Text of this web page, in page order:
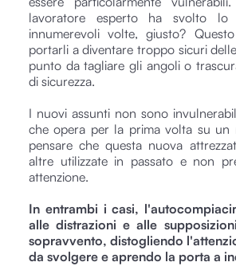
lavoratore esperto ha svolto lo
innumerevoli volte, giusto?
portarli a diventare troppo sicuri
punto da tagliare gli angoli o
di sicurezza.
I nuovi assunti non sono
che opera per la prima volta su un
pensare che questa nuova
altre utilizzate in passato e non
attenzione.
In entrambi i casi,
alle distrazioni e alle
sopravvento, distogliendo
da svolgere e aprendo la porta a